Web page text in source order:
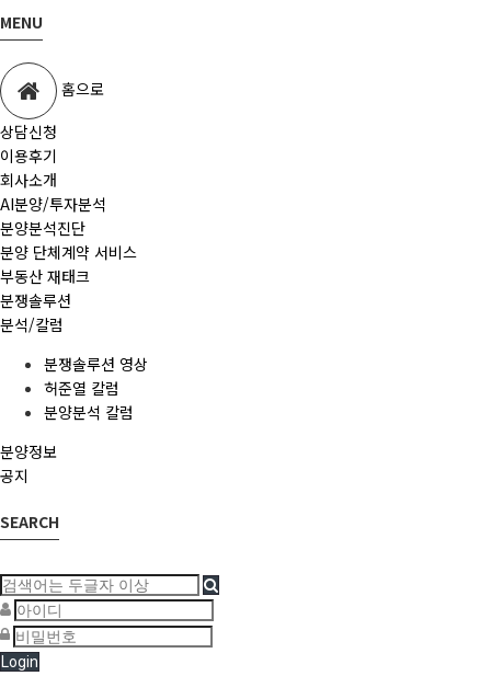
MENU
홈으로
상담신청
이용후기
회사소개
AI분양/투자분석
분양분석진단
분양 단체계약 서비스
부동산 재태크
분쟁솔루션
분석/칼럼
분쟁솔루션 영상
허준열 칼럼
분양분석 칼럼
분양정보
공지
SEARCH
Login